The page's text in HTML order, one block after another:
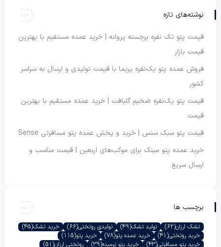
نوشته‌های تازه
قیمت پتو تک نفره برجسته پروانه | خرید عمده مستقیم با بهترین
قیمت بازار
فروش عمده پتو یک‌نفره پریما با قیمت تولیدی و ارسال به سراسر
کشور
قیمت پتو یک‌نفره ضخیم گلبافت | خرید عمده مستقیم با بهترین
قیمت
قیمت پتو سبک سنس | خرید و پخش عمده پتو مسافرتی Sense
خرید عمده پتو مینک برای موکب‌های اربعین | قیمت مناسب و
ارسال سریع
برچسب ها
تشک ارزان(62) تولید تشک(49) تولیدی روتختی(66) خرید تشک(45)
خرید روتختی(41) خرید عمده پتو(78) خرید پتو(115)
خرید پتو مسافرتی(43) خرید پتو نرمینه(39) روتختی ارزان(51)